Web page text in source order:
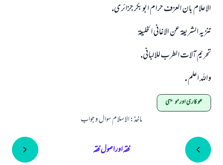
الاعلام بان العزف حرام ابو بكر جزائرى.
تنزيہ الشريعۃ عن الاغانى الخليعۃ
تحريم آلات الطرب للالبانى.
واللہ اعلم .
گلو کاری اور موسیقی
ماخذ:الاسلام سوال و جواب
فقہ اور اصول فقہ